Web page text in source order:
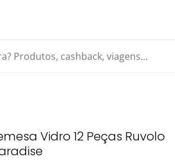
cashback, viagens...
Vidro 12 Peças Ruvolo